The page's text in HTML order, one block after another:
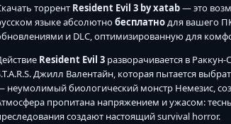
торрент Resident Evil 3 by xatab— это
языке абсолютнобесплатнодля вашего
и DLC, оптимизированную для
Resident Evil 3 разворачивается в
Джилл Валентайн, которая пытается
неумолимый биологический монстр Немезис,
пропитана напряжением и ужасом:
создают настоящий survival horror.